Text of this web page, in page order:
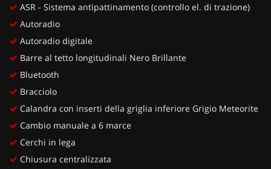
ASR - Sistema antipattinamento (controllo el. di trazione)
Autoradio
Autoradio digitale
Barre al tetto longitudinali Nero Brillante
Bluetooth
Bracciolo
Calandra con inserti della griglia inferiore Grigio Meteorite
Cambio manuale a 6 marce
Cerchi in lega
Chiusura centralizzata